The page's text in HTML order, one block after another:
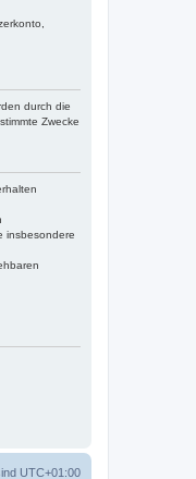
durch die
Zwecke
insbesondere
UTC+01:00